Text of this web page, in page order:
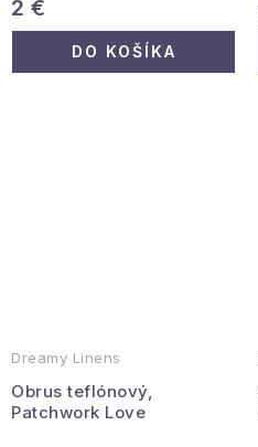
2 €
DO KOŠÍKA
Dreamy Linens
Obrus teflónový,
Patchwork Love